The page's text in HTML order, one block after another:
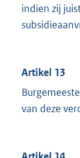
indien zij
Artikel 13
van deze